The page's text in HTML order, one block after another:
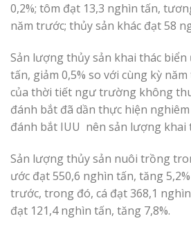
0,2%; tôm đạt 13,3 nghìn tấn,
năm trước; thủy sản khác đạt 58
Sản lượng thủy sản khai thác
tấn, giảm 0,5% so với cùng kỳ
của thời tiết ngư trường không
đánh bắt đã dần thực hiện
đánh bắt IUU nên sản lượng khai
Sản lượng thủy sản nuôi trồng
ước đạt 550,6 nghìn tấn, tăng
trước, trong đó, cá đạt 368,1
đạt 121,4 nghìn tấn, tăng 7,8%.